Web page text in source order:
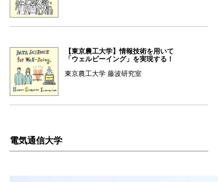
【東京農工大学】情報技術を用いて
「ウェルビーイング」を実現する！
東京農工大学 藤波研究室
電気通信大学